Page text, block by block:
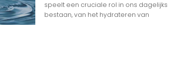
Ga Naar Boven
speelt een cruciale rol in ons dagelijks
bestaan, van het hydrateren van